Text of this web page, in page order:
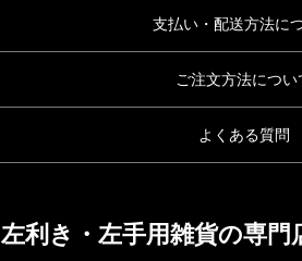
支払い・配送方法に
ご注文方法につい
よくある質問
左利き・左手用雑貨の専